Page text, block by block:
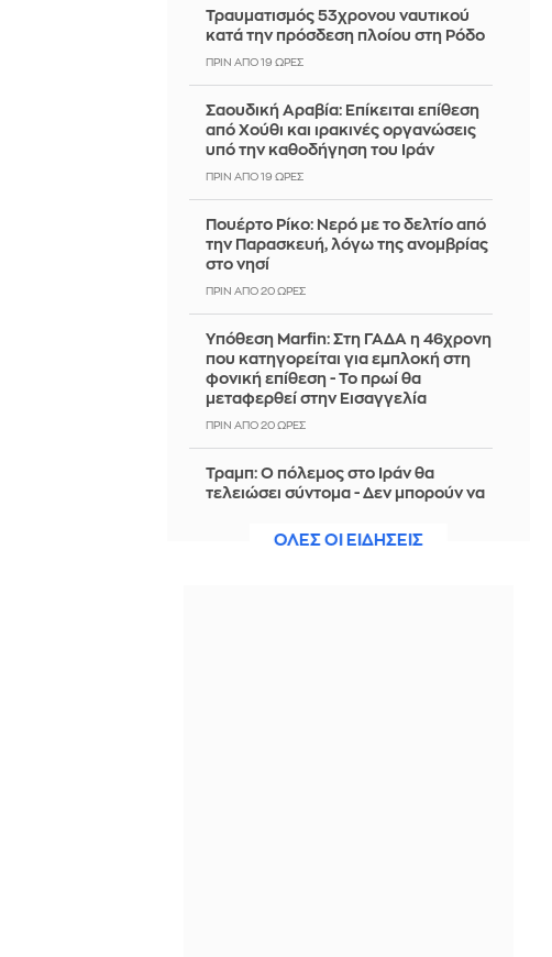
Τραυματισμός 53χρονου ναυτικού
κατά την πρόσδεση πλοίου στη Ρόδο
ΠΡΙΝ ΑΠΌ 19 ΏΡΕΣ
Σαουδική Αραβία: Επίκειται επίθεση
από Χούθι και ιρακινές οργανώσεις
υπό την καθοδήγηση του Ιράν
ΠΡΙΝ ΑΠΌ 19 ΏΡΕΣ
Πουέρτο Ρίκο: Νερό με το δελτίο από
την Παρασκευή, λόγω της ανομβρίας
στο νησί
ΠΡΙΝ ΑΠΌ 20 ΏΡΕΣ
Υπόθεση Marfin: Στη ΓΑΔΑ η 46χρονη
που κατηγορείται για εμπλοκή στη
φονική επίθεση - Το πρωί θα
μεταφερθεί στην Εισαγγελία
ΠΡΙΝ ΑΠΌ 20 ΏΡΕΣ
Τραμπ: Ο πόλεμος στο Ιράν θα
τελειώσει σύντομα - Δεν μπορούν να
ΠΡΙΝ ΑΠΌ 20 ΏΡΕΣΟΛΕΣ ΟΙ ΕΙΔΗΣΕΙΣ